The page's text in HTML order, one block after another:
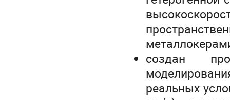
создан
реальных